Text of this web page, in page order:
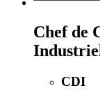
Chef de
CDI